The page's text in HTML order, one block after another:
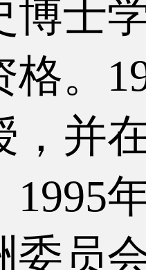
博士
格。
，并
1995
委员